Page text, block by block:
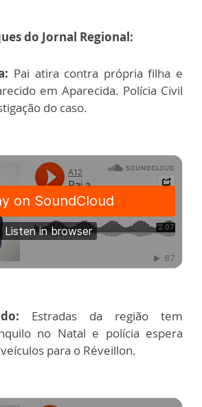
do Jornal Regional:
Pai atira contra própria filha e
em Aparecida. Polícia Civil
do caso.
Estradas da região tem
no Natal e polícia espera
para o Réveillon.